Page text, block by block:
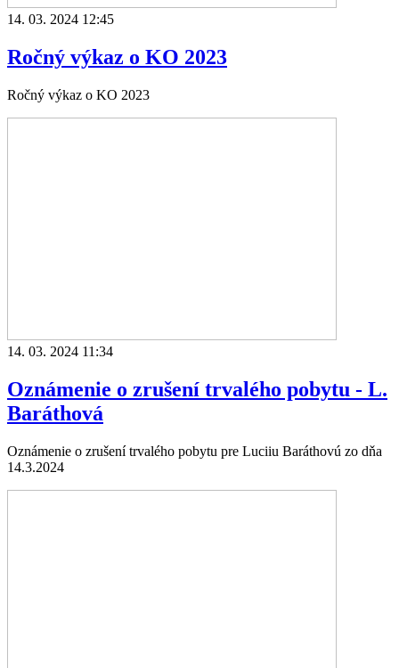
14. 03. 2024 12:45
Ročný výkaz o KO 2023
Ročný výkaz o KO 2023
14. 03. 2024 11:34
Oznámenie o zrušení trvalého pobytu - L.
Baráthová
Oznámenie o zrušení trvalého pobytu pre Luciiu Baráthovú zo dňa
14.3.2024